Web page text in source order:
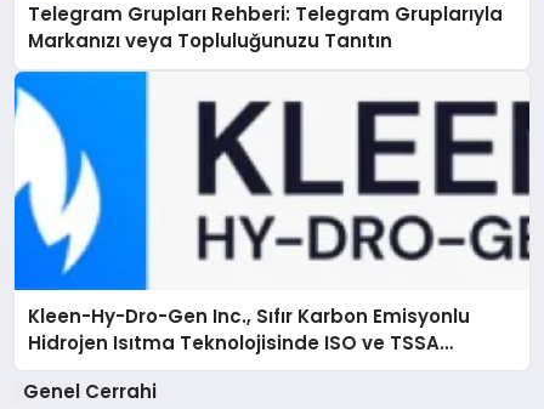
Telegram Grupları Rehberi: Telegram Gruplarıyla
Markanızı veya Topluluğunuzu Tanıtın
Kleen-Hy-Dro-Gen Inc., Sıfır Karbon Emisyonlu
Hidrojen Isıtma Teknolojisinde ISO ve TSSA
Düzenleyici Onaylarını Aldı
Genel Cerrahi